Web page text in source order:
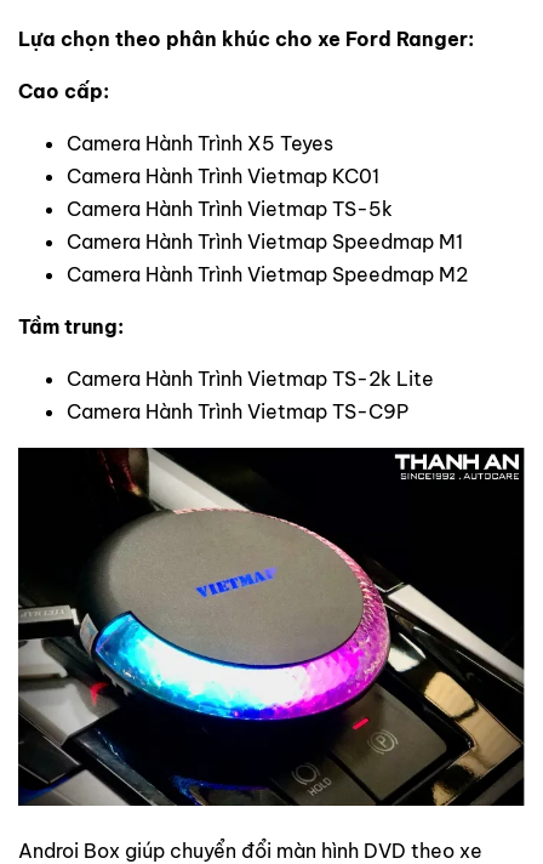
Lựa chọn theo phân khúc cho xe Ford Ranger:
Cao cấp:
Camera Hành Trình X5 Teyes
Camera Hành Trình Vietmap KC01
Camera Hành Trình Vietmap TS-5k
Camera Hành Trình Vietmap Speedmap M1
Camera Hành Trình Vietmap Speedmap M2
Tầm trung:
Camera Hành Trình Vietmap TS-2k Lite
Camera Hành Trình Vietmap TS-C9P
Androi Box giúp chuyển đổi màn hình DVD theo xe